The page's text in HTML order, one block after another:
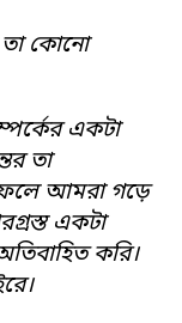
কোনো
একটা
তা
ফলে আমরা গড়ে
একটা
করি।
।